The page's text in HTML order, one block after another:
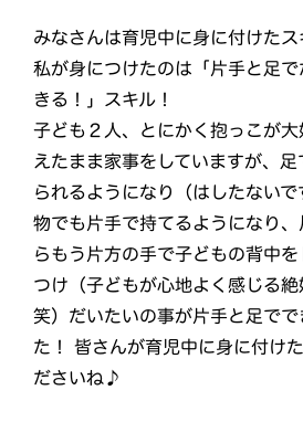
みなさんは育児中に身に付けたス
私が身につけたのは「片手と足で
きる！」スキル！
子ども２人、とにかく抱っこが
えたまま家事をしていますが、
られるようになり（はしたない
物でも片手で持てるようになり
らもう片方の手で子どもの背中
つけ（子どもが心地よく感じる
笑）だいたいの事が片手と足で
た！ 皆さんが育児中に身に付け
ださいね♪